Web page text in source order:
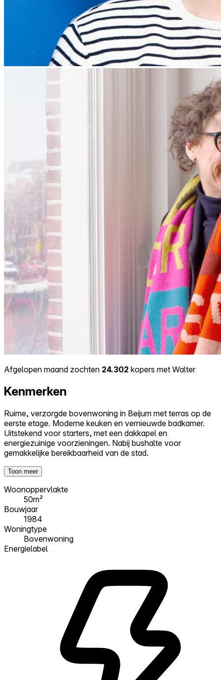
Afgelopen maand zochten 24.302 kopers met Walter
Kenmerken
Ruime, verzorgde bovenwoning in Beijum met terras op de
eerste etage. Moderne keuken en vernieuwde badkamer.
Uitstekend voor starters, met een dakkapel en
energiezuinige voorzieningen. Nabij bushalte voor
gemakkelijke bereikbaarheid van de stad.
Toon meer
Woonoppervlakte
50m²
Bouwjaar
1984
Woningtype
Bovenwoning
Energielabel